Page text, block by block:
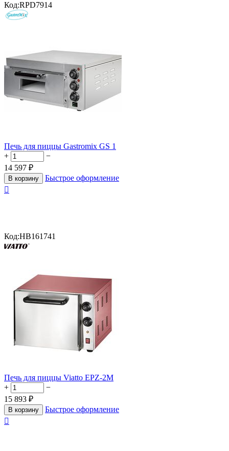
Код:RPD7914
Печь для пиццы Gastromix GS 1
+
−
14 597 ₽
В корзину
Быстрое оформление

Код:HB161741
Печь для пиццы Viatto EPZ-2M
+
−
15 893 ₽
В корзину
Быстрое оформление
